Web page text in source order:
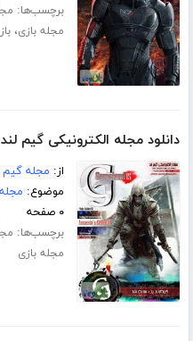
برچسب‌ها:
مجله بازی،
دانلود مجله الکترونیکی گیم لند
از: مجله گیم
موضوع:
۰ صفحه
برچسب‌ها:
مجله بازی